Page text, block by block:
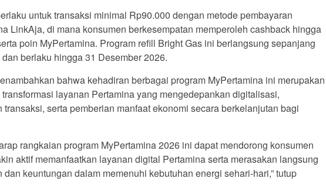
untuk transaksi minimal Rp90.000 dengan metode pembayaran
LinkAja, di mana konsumen berkesempatan memperoleh cashback hingga
poin MyPertamina. Program refill Bright Gas ini berlangsung sepanjang
berlaku hingga 31 Desember 2026.
bahwa kehadiran berbagai program MyPertamina ini merupakan
layanan Pertamina yang mengedepankan digitalisasi,
transaksi, serta pemberian manfaat ekonomi secara berkelanjutan bagi
rangkaian program MyPertamina 2026 ini dapat mendorong konsumen
aktif memanfaatkan layanan digital Pertamina serta merasakan langsung
dan keuntungan dalam memenuhi kebutuhan energi sehari-hari,” tutup